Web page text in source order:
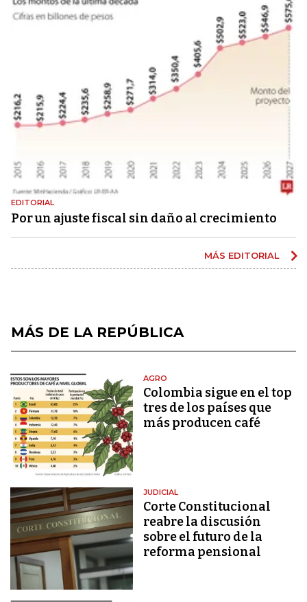
EDITORIAL
Por un ajuste fiscal sin daño al crecimiento
MÁS EDITORIAL
MÁS DE LA REPÚBLICA
AGRO
Colombia sigue en el top
tres de los países que
más producen café
JUDICIAL
Corte Constitucional
reabre la discusión
sobre el futuro de la
reforma pensional